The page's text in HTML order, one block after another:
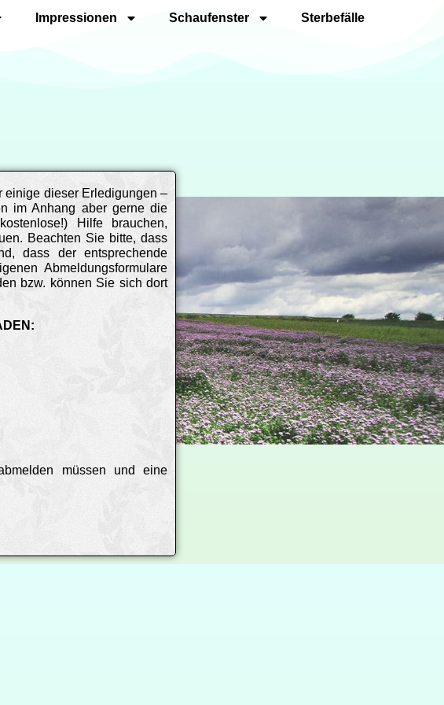
Impressionen Schaufenster Sterbefälle
einige dieser Erledigungen –
im Anhang aber gerne die
Hilfe brauchen,
Beachten Sie bitte, dass
dass der entsprechende
Abmeldungsformulare
bzw. können Sie sich dort
müssen und eine